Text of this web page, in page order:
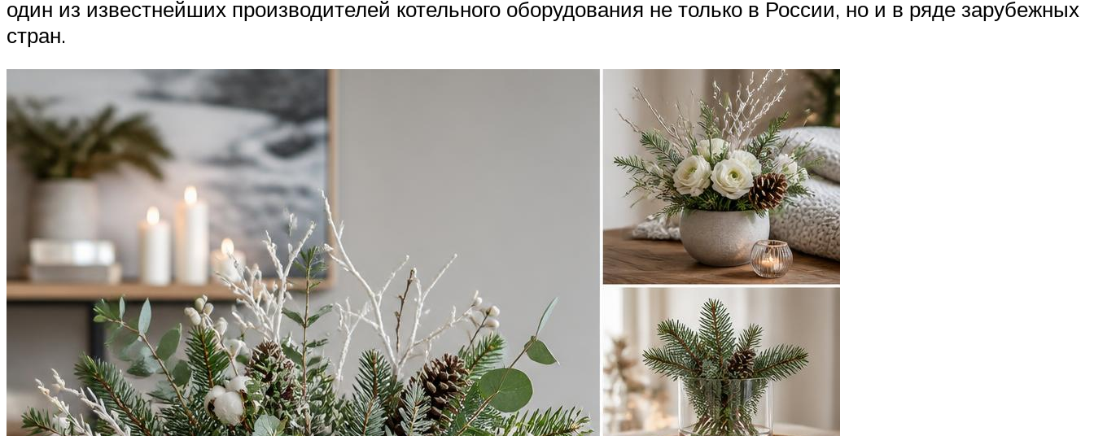
один из известнейших производителей котельного оборудования не только в России, но и в ряде зарубежных
стран.